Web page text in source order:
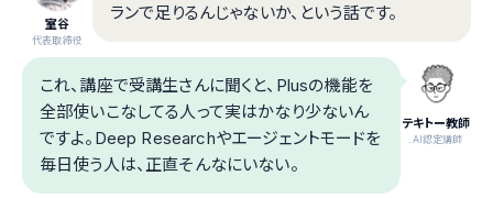
室谷
代表取締役
ランで足りるんじゃないか、という話です。
テキトー教師
.AI認定講師
これ、講座で受講生さんに聞くと、Plusの機能を
全部使いこなしてる人って実はかなり少ないん
ですよ。Deep Researchやエージェントモードを
毎日使う人は、正直そんなにいない。